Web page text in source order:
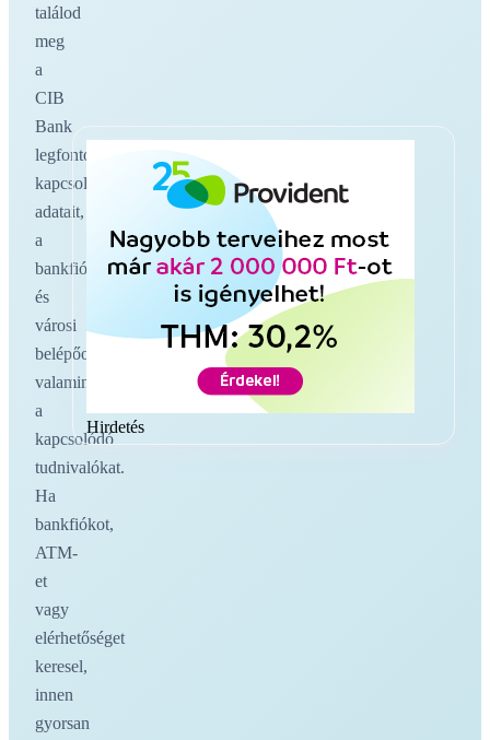
találod
meg
a
CIB
Bank
legfontosabb
kapcsolati
adatait,
a
bankfiókokat
és
városi
belépőoldalakat,
valamint
a
kapcsolódó
tudnivalókat.
Ha
bankfiókot,
ATM-
et
vagy
elérhetőséget
keresel,
innen
gyorsan
Hirdetés